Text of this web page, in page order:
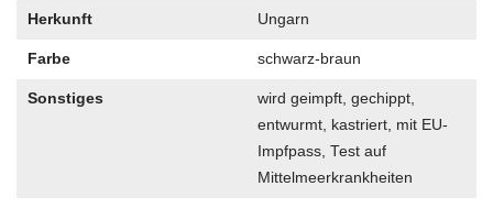
Herkunft Ungarn
Farbe schwarz-braun
Sonstiges
wird geimpft, gechippt,
entwurmt, kastriert, mit EU-
Impfpass, Test auf
Mittelmeerkrankheiten